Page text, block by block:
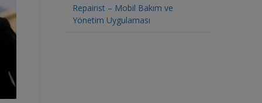
Repairist – Mobil Bakım ve
Yönetim Uygulaması